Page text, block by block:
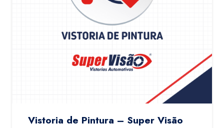
Vistoria de Pintura – Super Visão